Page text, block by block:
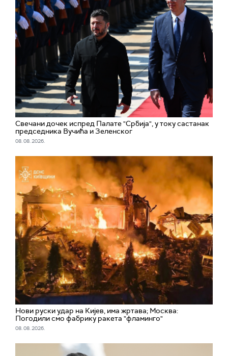
Свечани дочек испред Палате "Србија", у току састанак
председника Вучића и Зеленског
08. 08. 2026.
Нови руски удар на Кијев, има жртава; Москва:
Погодили смо фабрику ракета "фламинго"
08. 08. 2026.